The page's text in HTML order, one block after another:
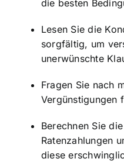
die besten
Lesen Sie die
sorgfältig, um
unerwünschte
Fragen Sie nach
Vergünstigungen
Berechnen Sie
Ratenzahlungen
diese